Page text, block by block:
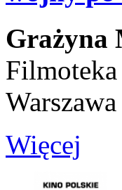
Grażyna
Więcej